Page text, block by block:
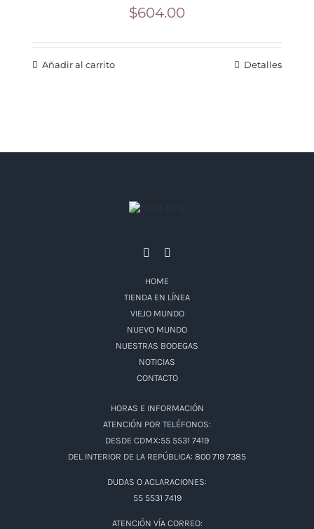
$604.00
Añadir al carrito Detalles
HOME
TIENDA EN LÍNEA
VIEJO MUNDO
NUEVO MUNDO
NUESTRAS BODEGAS
NOTICIAS
CONTACTO
HORAS E INFORMACIÓN
ATENCIÓN POR TELÉFONOS:
DESDE CDMX:55 5531 7419
DEL INTERIOR DE LA REPÚBLICA: 800 719 7385
DUDAS O ACLARACIONES:
55 5531 7419
ATENCIÓN VÍA CORREO: